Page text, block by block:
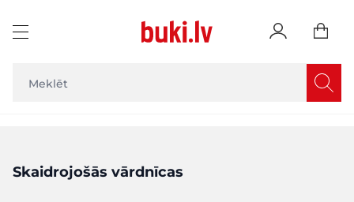
Skaidrojošās vārdnīcas